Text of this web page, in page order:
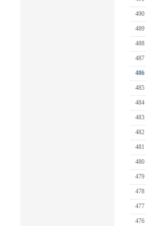
490
489
488
487
486
485
484
483
482
481
480
479
478
477
476